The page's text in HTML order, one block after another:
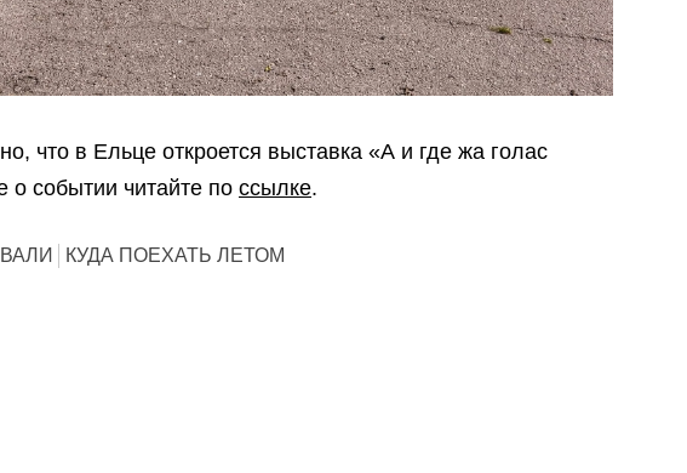
что в Ельце откроется выставка «А и где жа голас
о событии читайте по ссылке.
КУДА ПОЕХАТЬ ЛЕТОМ